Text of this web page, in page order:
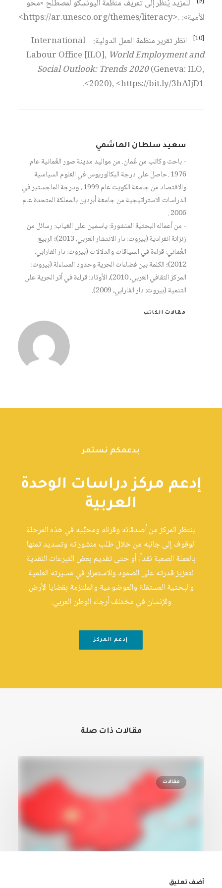
للمزيد يُنظر إلى تعريف منظمة اليونسكو لمصطلح «محو
الأمية»: .<https://ar.unesco.org/themes/literacy>
[10]
انظر تقرير منظمة العمل الدولية: International
Labour Office [ILO], World Employment and
Social Outlook: Trends 2020(Geneva: ILO,
2020), <https://bit.ly/3hAIjD1>.
سعيد سلطان الهاشمي
- باحث وكاتب من عُمان. من مواليد مدينة صور العُمانية عام
1976 .حاصل على درجة البكالوريوس في العلوم السياسية
والاقتصاد من جامعة الكويت عام 1999 ، ودرجة الماجستير في
الدراسات الاستراتيجية من جامعة أبردين بالمملكة المتحدة عام
2006 .
- من أعماله البحثية المنشورة: ياسمين على الغياب: رسائل من
زنزانة انفرادية (بيروت: دار الانتشار العربي، 2013)؛ الربيع
العُماني: قراءة في السياقات والدلالات (بيروت: دار الفارابي،
2012)؛ الكلمة بين فضاءات الحرية وحدود المساءلة (بيروت:
المركز الثقافي العربي، 2010)، الأوتاد: قراءة في أثر الحرية على
التنمية (بيروت: دار الفارابي، 2009).
مقالات الكاتب
بدعمكم نستمر
إدعم مركز دراسات الوحدة
العربية
ينتظر المركز من أصدقائه وقرائه ومحبِّيه في هذه المرحلة
الوقوف إلى جانبه من خلال طلب منشوراته وتسديد ثمنها
بالعملة الصعبة نقداً، أو حتى تقديم بعض التبرعات النقدية
لتعزيز قدرته على الصمود والاستمرار في مسيرته العلمية
والبحثية المستقلة والموضوعية والملتزمة بقضايا الأرض
والإنسان في مختلف أرجاء الوطن العربي.
إدعم المركز
مقالات ذات صلة
مقالات
أضف تعليق